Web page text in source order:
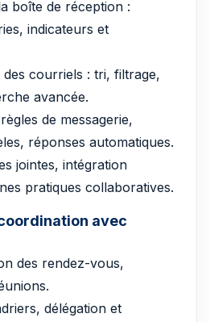
boîte de réception :
indicateurs et
des courriels : tri, filtrage,
avancée.
de messagerie,
réponses automatiques.
jointes, intégration
pratiques collaboratives.
avec
des rendez-vous,
délégation et